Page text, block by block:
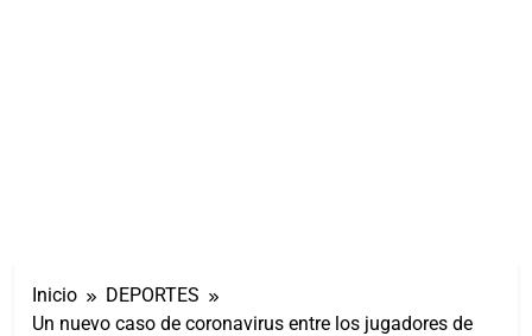
Inicio
DEPORTES
Un nuevo caso de coronavirus entre los jugadores de